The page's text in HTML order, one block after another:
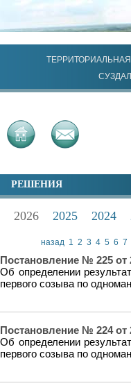
РЕШЕНИЯ
2026 2025 2024
назад 1 2 3 4 5 6 7
Постановление № 225 от
Об определении
первого созыва по
Постановление № 224 от
Об определении
первого созыва по